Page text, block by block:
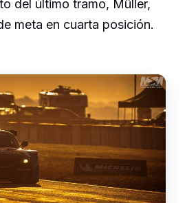
del último tramo, Müller,
meta en cuarta posición.